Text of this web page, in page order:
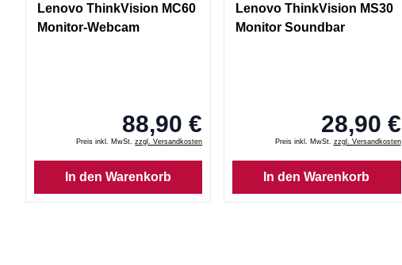
Lenovo ThinkVision MC60
Monitor-Webcam
88,90 €
Preis inkl. MwSt.zzgl. Versandkosten
In den Warenkorb
Lenovo ThinkVision MS30
Monitor Soundbar
28,90 €
Preis inkl. MwSt. zzgl. Versandkosten
In den Warenkorb